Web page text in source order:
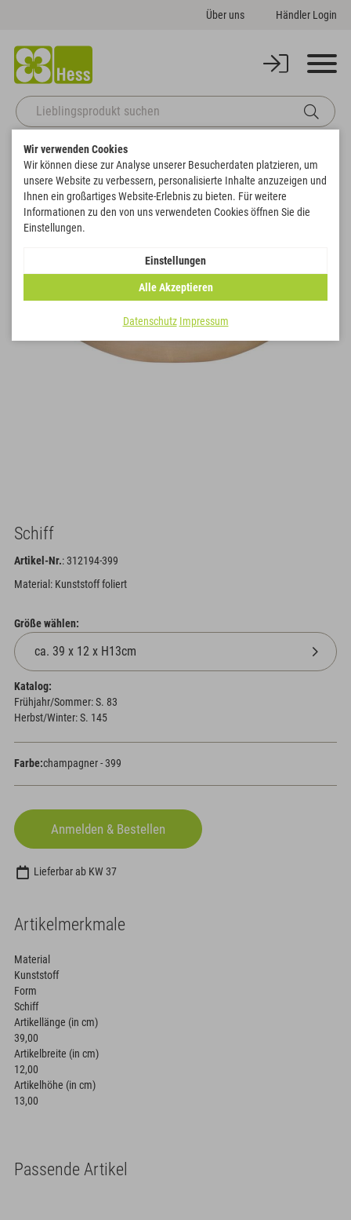
Über uns Händler Login
Startseite Themenwelten
Zurück zur Artikelübersicht
Schiff
Artikel-Nr.: 312194-399
Material: Kunststoff foliert
Größe wählen:
Katalog:
Frühjahr/Sommer: S. 83
Herbst/Winter: S. 145
Farbe:champagner - 399
Lieferbar ab KW 37
Artikelmerkmale
Material
Kunststoff
Form
Schiff
Artikellänge (in cm)
39,00
Artikelbreite (in cm)
12,00
Artikelhöhe (in cm)
13,00
Passende Artikel
Wir verwenden Cookies
Wir können diese zur Analyse unserer Besucherdaten platzieren, um
unsere Website zu verbessern, personalisierte Inhalte anzuzeigen und
Ihnen ein großartiges Website-Erlebnis zu bieten. Für weitere
Informationen zu den von uns verwendeten Cookies öffnen Sie die
Einstellungen.
Einstellungen
Alle Akzeptieren
Datenschutz Impressum